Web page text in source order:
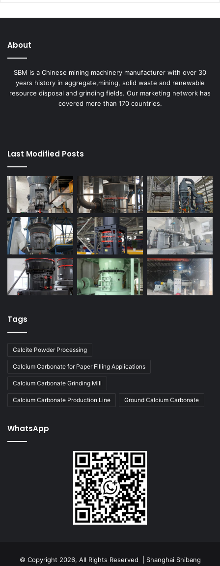
About
SBM is a Chinese mining machinery manufacturer with over 30
years history in aggregate,mining, solid waste and renewable
resource disposal and grinding fields. Our marketing network has
covered more than 170 countries.
Last Modified Posts
Tags
Calcite Powder Processing
Calcium Carbonate for Paper Filling Applications
Calcium Carbonate Grinding Mill
Calcium Carbonate Production Line Ground Calcium Carbonate
WhatsApp
© Copyright 2026, All Rights Reserved | Shanghai Shibang